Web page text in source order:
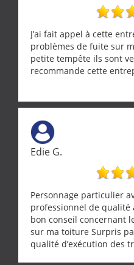
J’ai fait appel à cette
problèmes de fuite sur
petite tempête ils sont
recommande cette
Edie G.
Personnage particulier
professionnel de qualité
bon conseil concernant
sur ma toiture Surpris
qualité d’exécution des